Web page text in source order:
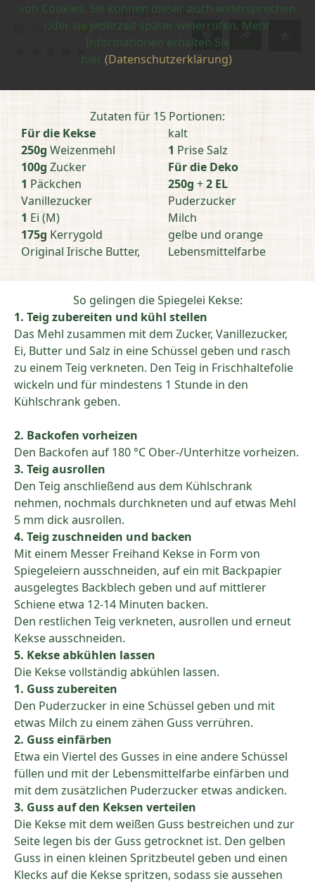
von Cookies. Sie können dieser auch widersprechen
oder sie jederzeit später widerrufen. Mehr
Informationen erhalten Sie
hier (Datenschutzerklärung).
Spiegelei Kekse
Zubereitungszeit:
15 Min Schwierigkeit:
mittel
Zutaten für 15 Portionen:
Für die Kekse
250g Weizenmehl
100g Zucker
1 Päckchen
Vanillezucker
1 Ei (M)
175g Kerrygold
Original Irische Butter,
kalt
1 Prise Salz
Für die Deko
250g +2 EL
Puderzucker
Milch
gelbe und orange
Lebensmittelfarbe
So gelingen die Spiegelei Kekse:
1. Teig zubereiten und kühl stellen
Das Mehl zusammen mit dem Zucker, Vanillezucker,
Ei, Butter und Salz in eine Schüssel geben und rasch
zu einem Teig verkneten. Den Teig in Frischhaltefolie
wickeln und für mindestens 1 Stunde in den
Kühlschrank geben.
2. Backofen vorheizen
Den Backofen auf 180 °C Ober-/Unterhitze vorheizen.
3. Teig ausrollen
Den Teig anschließend aus dem Kühlschrank
nehmen, nochmals durchkneten und auf etwas Mehl
5 mm dick ausrollen.
4. Teig zuschneiden und backen
Mit einem Messer Freihand Kekse in Form von
Spiegeleiern ausschneiden, auf ein mit Backpapier
ausgelegtes Backblech geben und auf mittlerer
Schiene etwa 12-14 Minuten backen.
Den restlichen Teig verkneten, ausrollen und erneut
Kekse ausschneiden.
5. Kekse abkühlen lassen
Die Kekse vollständig abkühlen lassen.
1. Guss zubereiten
Den Puderzucker in eine Schüssel geben und mit
etwas Milch zu einem zähen Guss verrühren.
2. Guss einfärben
Etwa ein Viertel des Gusses in eine andere Schüssel
füllen und mit der Lebensmittelfarbe einfärben und
mit dem zusätzlichen Puderzucker etwas andicken.
3. Guss auf den Keksen verteilen
Die Kekse mit dem weißen Guss bestreichen und zur
Seite legen bis der Guss getrocknet ist. Den gelben
Guss in einen kleinen Spritzbeutel geben und einen
Klecks auf die Kekse spritzen, sodass sie aussehen